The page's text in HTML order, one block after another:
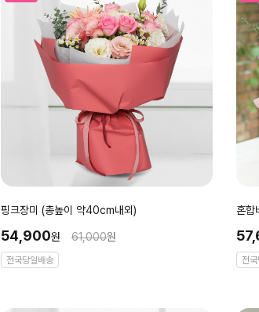
핑크장미 (총높이 약40cm내외)
54,900원 61,000원
전국당일배송
혼합
전